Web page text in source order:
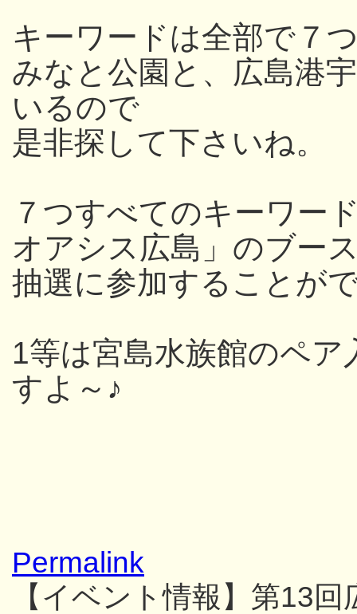
キーワードは全部
みなと公園と、広島港
いるので
是非探して下さいね。
７つすべてのキーワー
オアシス広島」のブー
抽選に参加することが
1等は宮島水族館のペ
すよ～♪
Permalink
【イベント情報】第13